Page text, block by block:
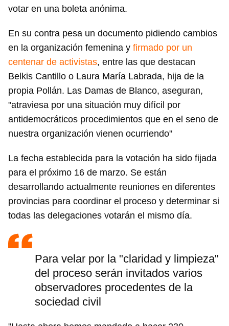
votar en una boleta anónima.
En su contra pesa un documento pidiendo cambios
en la organización femenina y firmado por un
centenar de activistas, entre las que destacan
Belkis Cantillo o Laura María Labrada, hija de la
propia Pollán. Las Damas de Blanco, aseguran,
"atraviesa por una situación muy difícil por
antidemocráticos procedimientos que en el seno de
nuestra organización vienen ocurriendo"
La fecha establecida para la votación ha sido fijada
para el próximo 16 de marzo. Se están
desarrollando actualmente reuniones en diferentes
provincias para coordinar el proceso y determinar si
todas las delegaciones votarán el mismo día.
Para velar por la "claridad y limpieza"
del proceso serán invitados varios
observadores procedentes de la
sociedad civil